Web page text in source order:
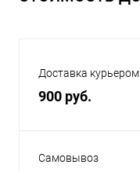
Доставка курьером
900 руб.
Самовывоз